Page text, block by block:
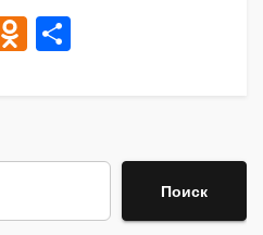
O
kl
a
в
и Поиск